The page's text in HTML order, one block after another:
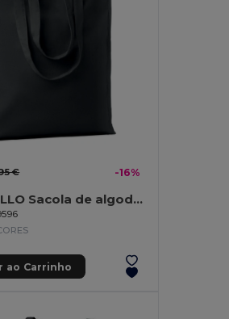
€ -16%
PORTOBELLO Sacola de algodão 140 gr / m²
ao Carrinho